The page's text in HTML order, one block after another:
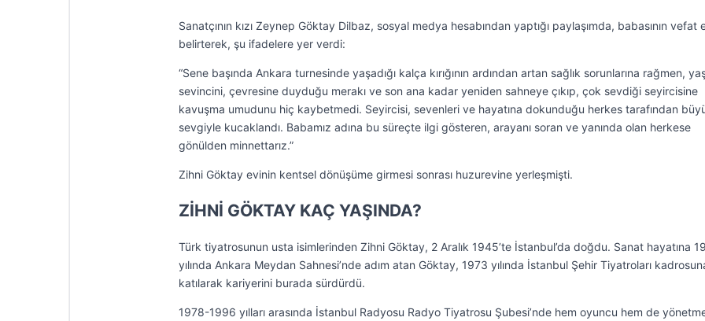
Sanatçının kızı Zeynep Göktay Dilbaz, sosyal medya hesabından yaptığı paylaşımda, babasının vefat
belirterek, şu ifadelere yer verdi:
“Sene başında Ankara turnesinde yaşadığı kalça kırığının ardından artan sağlık sorunlarına rağmen,
sevincini, çevresine duyduğu merakı ve son ana kadar yeniden sahneye çıkıp, çok sevdiği seyircisine
kavuşma umudunu hiç kaybetmedi. Seyircisi, sevenleri ve hayatına dokunduğu herkes tarafından
sevgiyle kucaklandı. Babamız adına bu süreçte ilgi gösteren, arayanı soran ve yanında olan herkese
gönülden minnettarız.”
Zihni Göktay evinin kentsel dönüşüme girmesi sonrası huzurevine yerleşmişti.
ZİHNİ GÖKTAY KAÇ YAŞINDA?
Türk tiyatrosunun usta isimlerinden Zihni Göktay, 2 Aralık 1945’te İstanbul’da doğdu. Sanat hayatına
yılında Ankara Meydan Sahnesi’nde adım atan Göktay, 1973 yılında İstanbul Şehir Tiyatroları
katılarak kariyerini burada sürdürdü.
1978-1996 yılları arasında İstanbul Radyosu Radyo Tiyatrosu Şubesi’nde hem oyuncu hem de